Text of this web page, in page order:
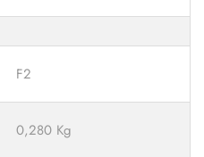
F2
0,280 Kg